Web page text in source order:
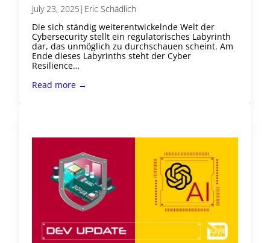
July 23, 2025 | Eric Schädlich
Die sich ständig weiterentwickelnde Welt der
Cybersecurity stellt ein regulatorisches Labyrinth
dar, das unmöglich zu durchschauen scheint. Am
Ende dieses Labyrinths steht der Cyber
Resilience…
Read more →